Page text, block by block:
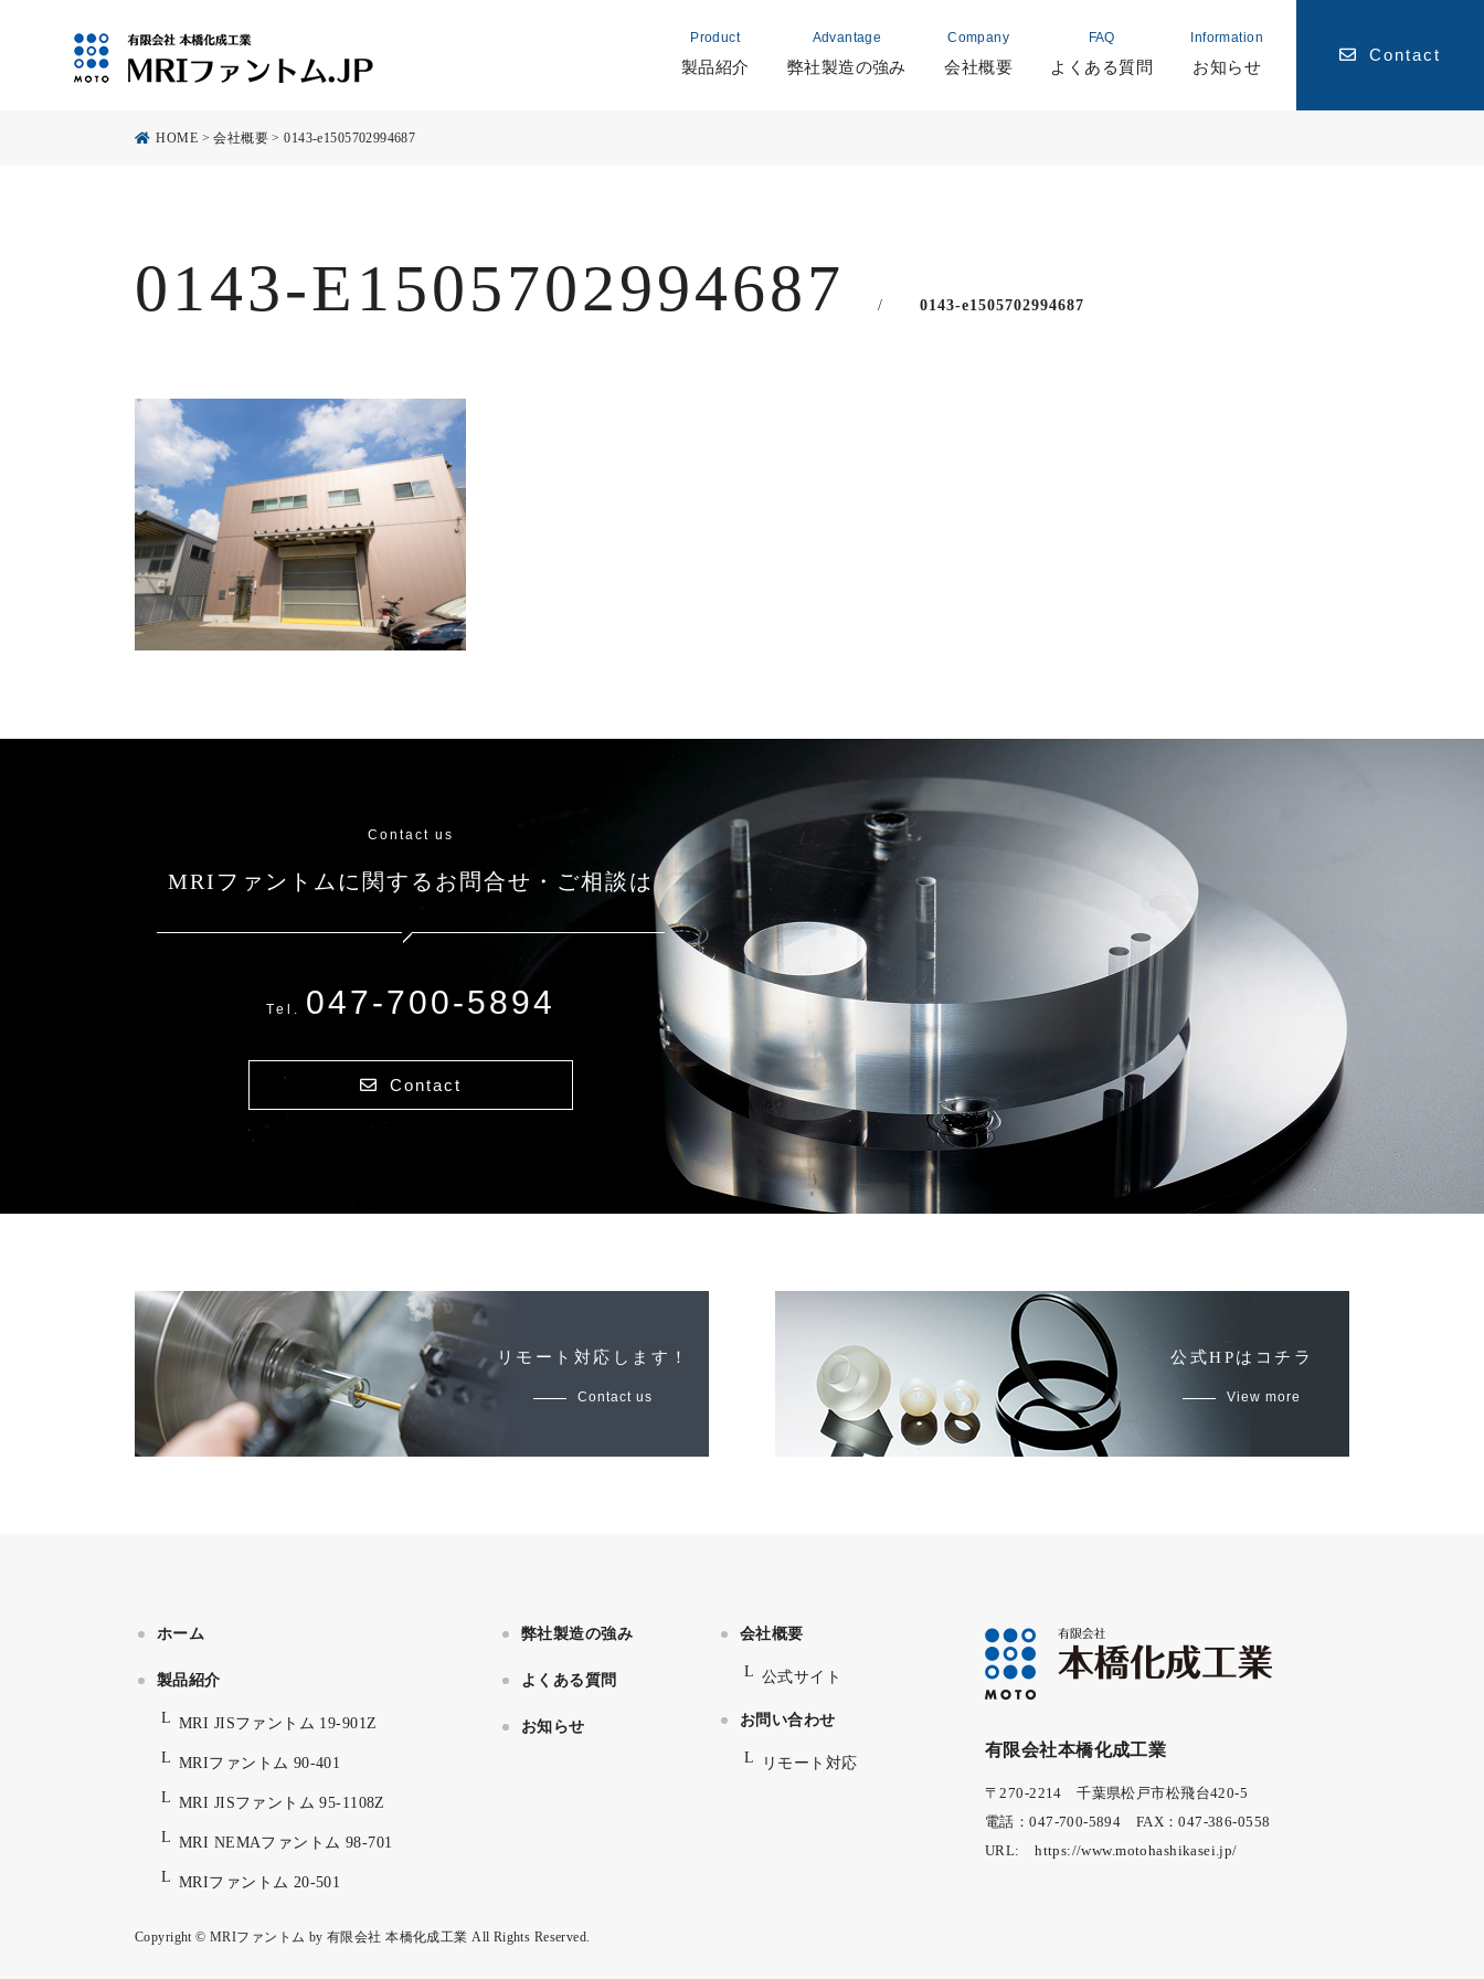
Product
製品紹介
Advantage
弊社製造の強み
Company
会社概要
FAQ
よくある質問
Information
お知らせ
Contact
HOME >会社概要 >0143-e1505702994687
0143-E1505702994687 0143-e1505702994687
Contact us
MRIファントムに関する お問合せ・ご相談は
Tel. 047-700-5894
Contact
リモート対応します！
Contact us
公式HPはコチラ
View more
ホーム
製品紹介
MRI JISファントム 19-901Z
MRIファントム 90-401
MRI JISファントム 95-1108Z
MRI NEMAファントム 98-701
MRIファントム 20-501
弊社製造の強み
よくある質問
お知らせ
会社概要
公式サイト
お問い合わせ
リモート対応
有限会社本橋化成工業
〒270-2214 千葉県松戸市松飛台420-5
電話：047-700-5894 FAX：047-386-0558
URL:https://www.motohashikasei.jp/
Copyright © MRIファントム by 有限会社 本橋化成工業 All Rights Reserved.